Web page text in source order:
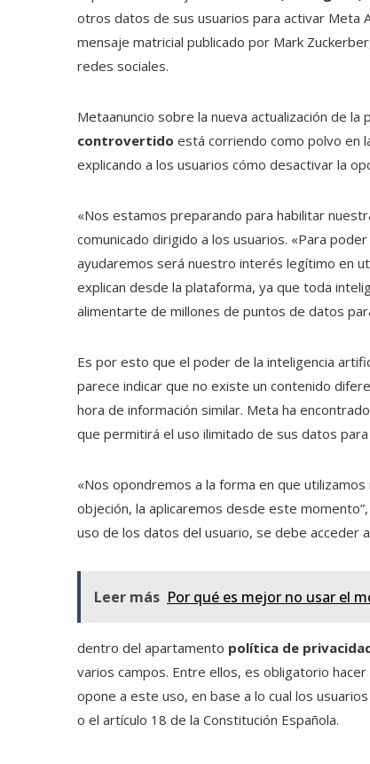
otros datos de sus usuarios para activar Meta
mensaje matricial publicado por Mark
redes sociales.
Metaanuncio sobre la nueva actualización de
controvertido está corriendo como polvo en
explicando a los usuarios cómo desactivar la
«Nos estamos preparando para habilitar
comunicado dirigido a los usuarios. «Para
ayudaremos será nuestro interés legítimo en
explican desde la plataforma, ya que toda
alimentarte de millones de puntos de datos
Es por esto que el poder de la inteligencia
parece indicar que no existe un contenido
hora de información similar. Meta ha
que permitirá el uso ilimitado de sus datos
«Nos opondremos a la forma en que
objeción, la aplicaremos desde este
uso de los datos del usuario, se debe acceder
Leer más Por qué es mejor no usar el
dentro del apartamento política de
varios campos. Entre ellos, es obligatorio
opone a este uso, en base a lo cual los
o el artículo 18 de la Constitución Española.